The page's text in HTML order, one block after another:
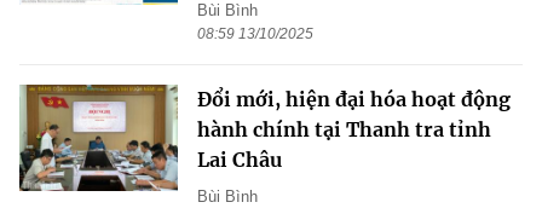
Bùi Bình
08:59 13/10/2025
Đổi mới, hiện đại hóa hoạt động
hành chính tại Thanh tra tỉnh
Lai Châu
Bùi Bình